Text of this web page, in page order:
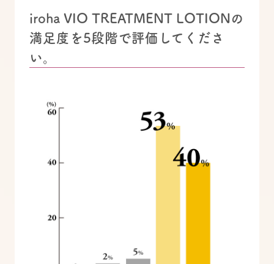
iroha VIO TREATMENT LOTIONの
満足度を5段階で評価してくださ
い。